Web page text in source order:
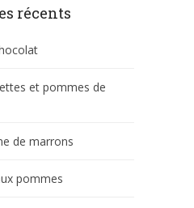
récents
et pommes de
de marrons
pommes